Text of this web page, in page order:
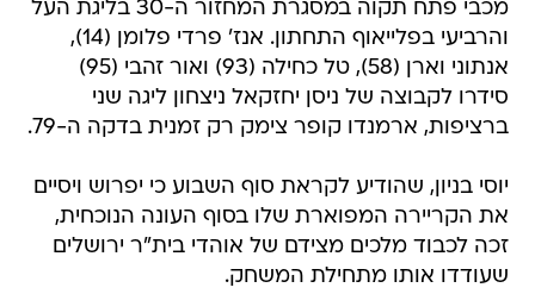
מכבי פתח תקוה במסגרת המחזור ה-30 בליגת העל
והרביעי בפלייאוף התחתון. אנז' פרדי פלומן (14),
אנתוני וארן (58), טל כחילה (93) ואור זהבי (95)
סידרו לקבוצה של ניסן יחזקאל ניצחון ליגה שני
ברציפות, ארמנדו קופר צימק רק זמנית בדקה ה-79.
יוסי בניון, שהודיע לקראת סוף השבוע כי יפרוש ויסיים
את הקריירה המפוארת שלו בסוף העונה הנוכחית,
זכה לכבוד מלכים מצידם של אוהדי בית"ר ירושלים
שעודדו אותו מתחילת המשחק.